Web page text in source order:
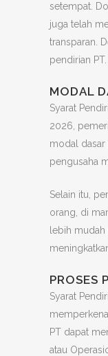
setempat.
juga telah
transparan.
pendirian PT.
MODAL
Syarat
2026,
modal dasar
pengusaha
Selain itu,
orang, di
lebih mudah
PROSES
Syarat
PT dapat
atau